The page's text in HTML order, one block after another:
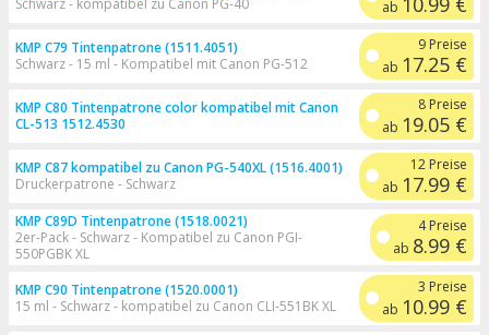
Schwarz - kompatibel zu Canon PG-40
ab
KMP C79 Tintenpatrone (1511.4051)
Schwarz - 15 ml - Kompatibel mit Canon PG-512
9 Preise
ab 17.25 €
KMP C80 Tintenpatrone color kompatibel mit Canon
CL-513 1512.4530
8 Preise
ab 19.05 €
KMP C87 kompatibel zu Canon PG-540XL (1516.4001)
Druckerpatrone - Schwarz
12 Preise
ab 17.99 €
KMP C89D Tintenpatrone (1518.0021)
2er-Pack - Schwarz - Kompatibel zu Canon PGI-
550PGBK XL
4 Preise
ab 8.99 €
KMP C90 Tintenpatrone (1520.0001)
15 ml - Schwarz - kompatibel zu Canon CLI-551BK XL
3 Preise
ab 10.99 €